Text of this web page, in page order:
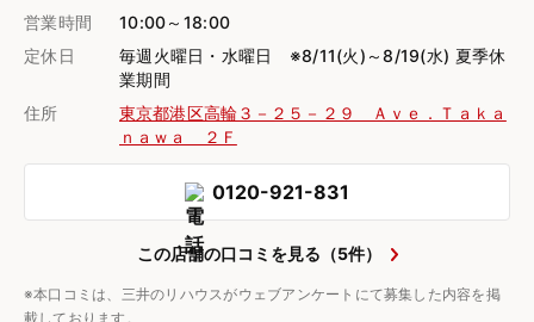
営業時間
10:00～18:00
定休日
毎週火曜日・水曜日 ※8/11(火)～8/19(水) 夏季休
業期間
住所
東京都港区高輪３－２５－２９ Ａｖｅ．Ｔａｋａ
ｎａｗａ ２Ｆ
0120-921-831
この店舗の口コミを見る（5件）
※本口コミは、三井のリハウスがウェブアンケートにて募集した内容を掲
載しております。